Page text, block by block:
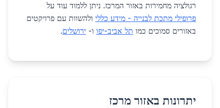
רגולציה מחמירות באזור המרכז. ניתן ללמוד עוד על
פרופילי מתכת לבנייה - מידע כללי ולהשוות עם פרויקטים
באזורים סמוכים כמו תל אביב-יפו ו- ירושלים.
יתרונות באזור מרכז